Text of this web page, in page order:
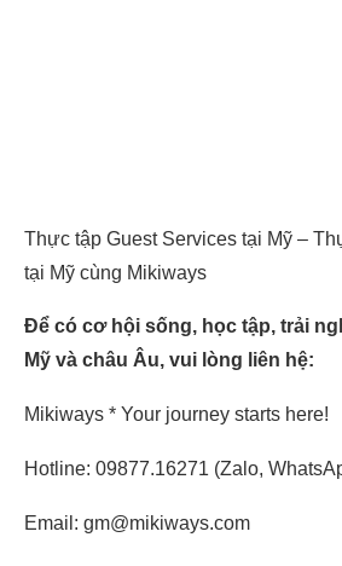
Thực tập Guest Services tại Mỹ –
tại Mỹ cùng Mikiways
Để có cơ hội sống, học tập, trải
Mỹ và châu Âu, vui lòng liên hệ:
Mikiways * Your journey starts here!
Hotline: 09877.16271 (Zalo,
Email: gm@mikiways.com